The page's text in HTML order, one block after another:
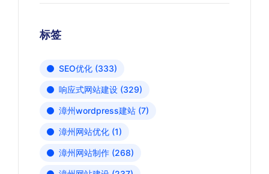
标签
SEO优化 (333)
响应式网站建设 (329)
漳州wordpress建站 (7)
漳州网站优化 (1)
漳州网站制作 (268)